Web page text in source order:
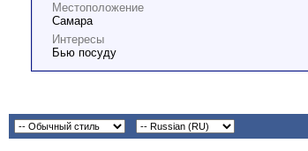
Местоположение
Самара
Интересы
Бью посуду